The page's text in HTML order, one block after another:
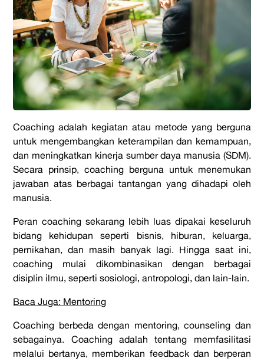
Coaching adalah kegiatan atau metode yang berguna
untuk mengembangkan keterampilan dan kemampuan,
dan meningkatkan kinerja sumber daya manusia (SDM).
Secara prinsip, coaching berguna untuk menemukan
jawaban atas berbagai tantangan yang dihadapi oleh
manusia.
Peran coaching sekarang lebih luas dipakai keseluruh
bidang kehidupan seperti bisnis, hiburan, keluarga,
pernikahan, dan masih banyak lagi. Hingga saat ini,
coaching mulai dikombinasikan dengan berbagai
disiplin ilmu, seperti sosiologi, antropologi, dan lain-lain.
Baca Juga: Mentoring
Coaching berbeda dengan mentoring, counseling dan
sebagainya. Coaching adalah tentang memfasilitasi
melalui bertanya, memberikan feedback dan berperan